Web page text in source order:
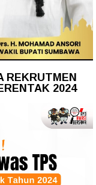
REKRUTMEN
2024